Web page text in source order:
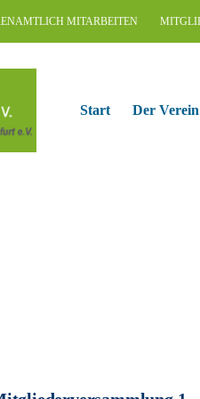
MITARBEITEN
Start Der Verein